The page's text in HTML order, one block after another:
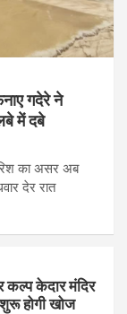
गदेरे ने
में दबे
का असर अब
देर रात
कल्प केदार मंदिर
शुरू होगी खोज